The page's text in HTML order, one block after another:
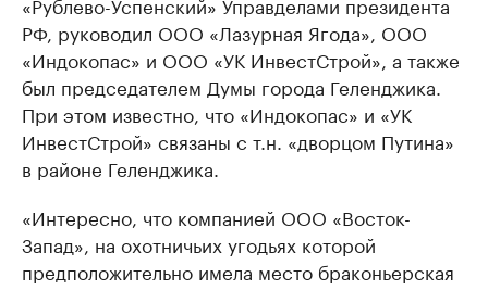
РФ, руководил ООО «Лазурная Ягода», ООО
«Индокопас» и ООО «УК ИнвестСтрой», а также
был председателем Думы города Геленджика.
При этом известно, что «Индокопас» и «УК
ИнвестСтрой» связаны с т.н. «дворцом Путина»
в районе Геленджика.
«Интересно, что компанией ООО «Восток-
Запад», на охотничьих угодьях которой
предположительно имела место браконьерская